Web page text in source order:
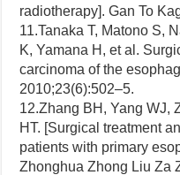
radiotherapy].Gan To
11.Tanaka T, Matono S,
K, Yamana H, et al.
carcinoma of the
2010;23(6):502–5.
12.Zhang BH, Yang WJ,
HT. [Surgical treatment
patients with primary
Zhonghua Zhong Liu Za